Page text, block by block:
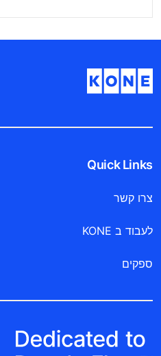
Quick Links
צרו קשר
לעבוד ב KONE
ספקים